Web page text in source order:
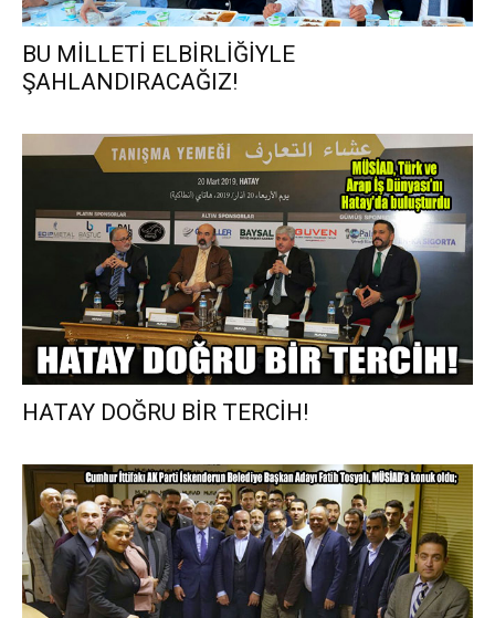
BU MİLLETİ ELBİRLİĞİYLE
ŞAHLANDIRACAĞIZ!
HATAY DOĞRU BİR TERCİH!